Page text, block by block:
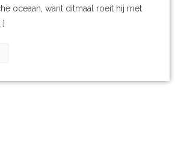
oceaan, want ditmaal roeit hij met